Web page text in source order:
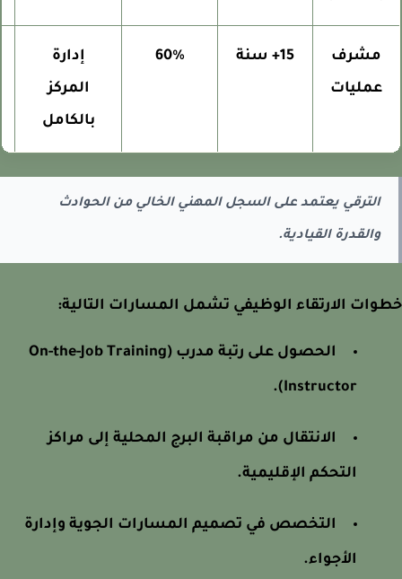
مشرف
عمليات
60%
إدارة
المركز
بالكامل
الترقي يعتمد على السجل المهني الخالي من الحوادث
والقدرة القيادية.
الارتقاء الوظيفي تشمل المسارات التالية:
الحصول على رتبة مدرب (On-the-Job Training
Instructor).
الانتقال من مراقبة البرج المحلية إلى مراكز
التحكم الإقليمية.
التخصص في تصميم المسارات الجوية وإدارة
الأجواء.